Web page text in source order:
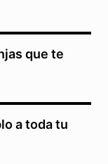
que te
a toda tu